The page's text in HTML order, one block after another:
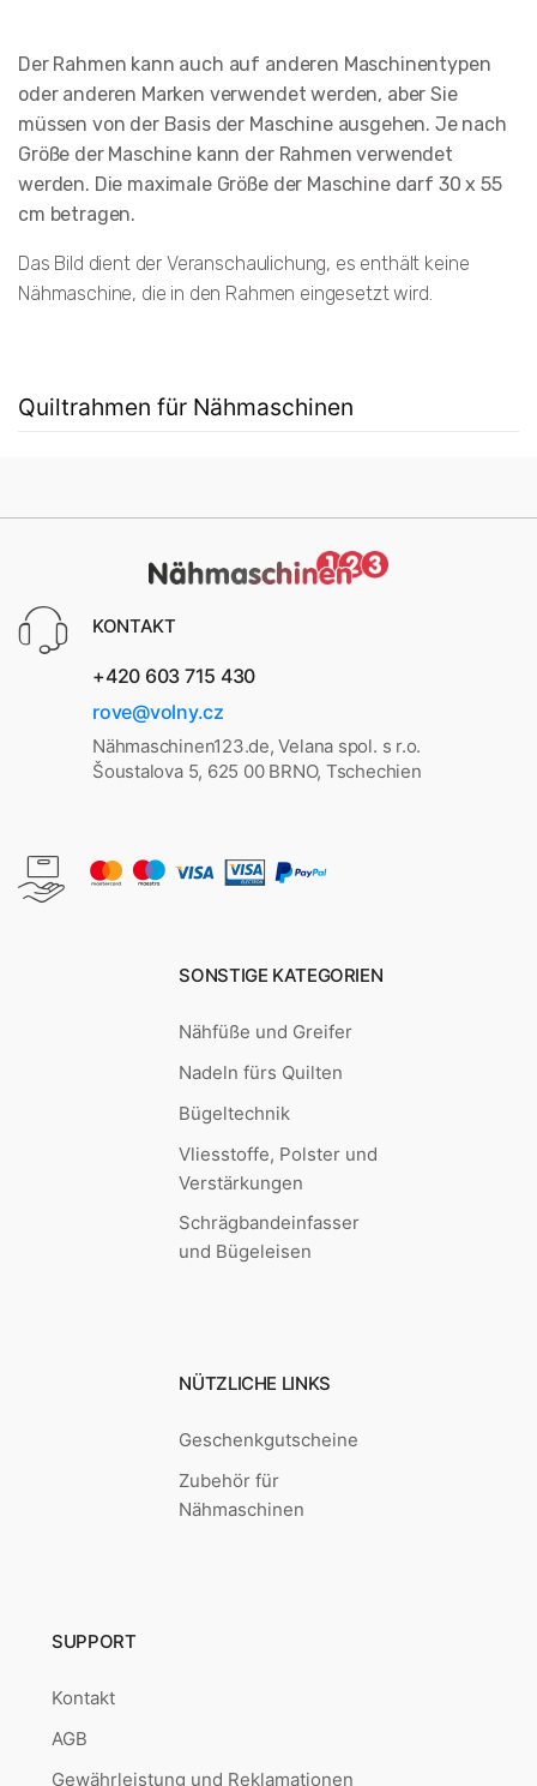
Der Rahmen kann auch auf anderen Maschinentypen
oder anderen Marken verwendet werden, aber Sie
müssen von der Basis der Maschine ausgehen. Je nach
Größe der Maschine kann der Rahmen verwendet
werden. Die maximale Größe der Maschine darf 30 x 55
cm betragen.
Das Bild dient der Veranschaulichung, es enthält keine
Nähmaschine, die in den Rahmen eingesetzt wird.
Quiltrahmen für Nähmaschinen
KONTAKT
+420 603 715 430
rove@volny.cz
Nähmaschinen123.de, Velana spol. s r.o.
Šoustalova 5, 625 00 BRNO, Tschechien
SONSTIGE KATEGORIEN
Nähfüße und Greifer
Nadeln fürs Quilten
Bügeltechnik
Vliesstoffe, Polster und
Verstärkungen
Schrägbandeinfasser
und Bügeleisen
NÜTZLICHE LINKS
Geschenkgutscheine
Zubehör für
Nähmaschinen
SUPPORT
Kontakt
AGB
Gewährleistung und Reklamationen